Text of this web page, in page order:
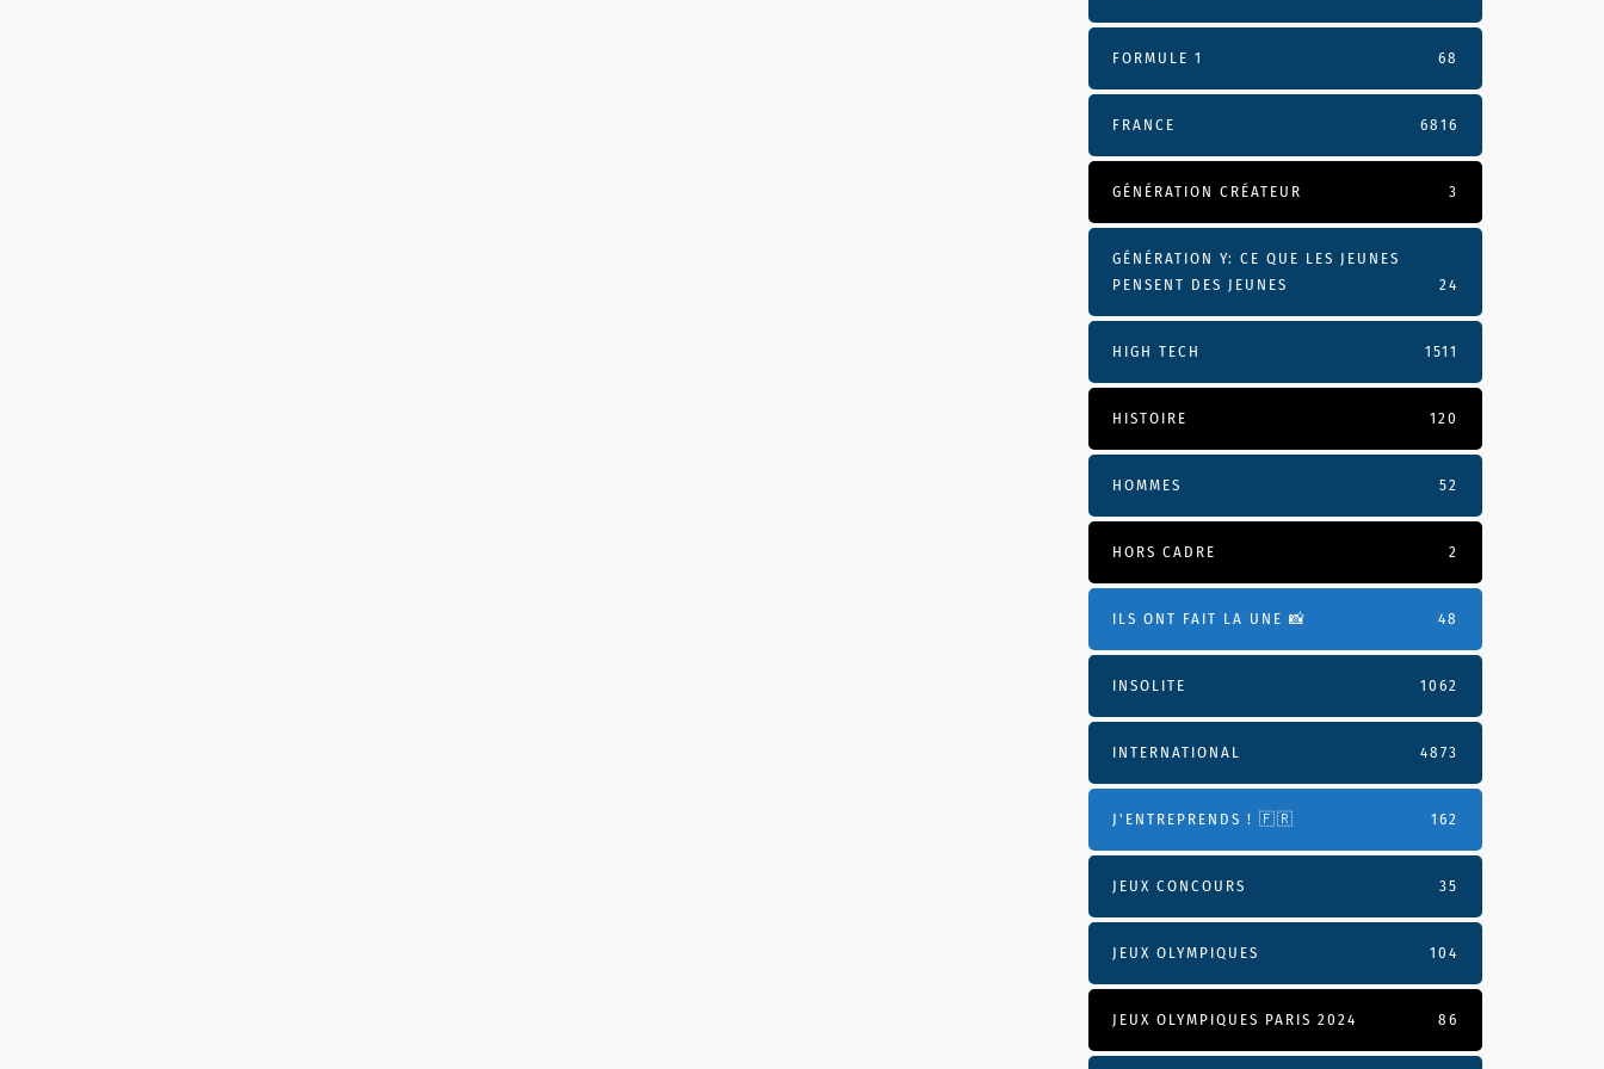
FORMULE 1 68
FRANCE 6816
GÉNÉRATION CRÉATEUR 3
GÉNÉRATION Y: CE QUE LES JEUNES
PENSENT DES JEUNES
24
HIGH TECH 1511
HISTOIRE 120
HOMMES 52
HORS CADRE 2
ILS ONT FAIT LA UNE 📸 48
INSOLITE 1062
INTERNATIONAL 4873
J'ENTREPRENDS ! 🇫🇷 162
JEUX CONCOURS 35
JEUX OLYMPIQUES 104
JEUX OLYMPIQUES PARIS 2024 86